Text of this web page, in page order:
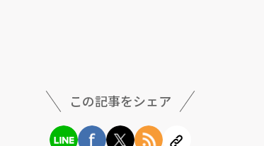
この記事をシェア